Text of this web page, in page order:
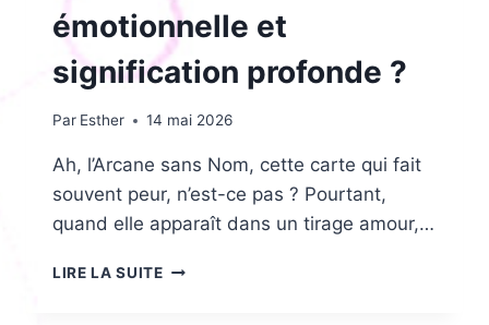
émotionnelle et
signification profonde ?
Par Esther 14 mai 2026
Ah, l’Arcane sans Nom, cette carte qui fait
souvent peur, n’est-ce pas ? Pourtant,
quand elle apparaît dans un tirage amour,…
LIRE LA SUITEL’ARCANE